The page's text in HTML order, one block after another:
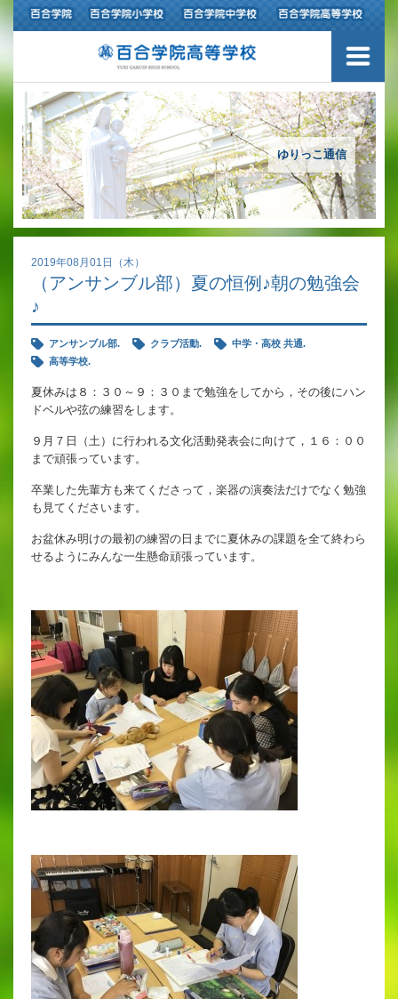
ゆりっこ通信
2019年08月01日（木）
（アンサンブル部）夏の恒例♪朝の勉強会
♪
アンサンブル部. クラブ活動.
中学・高校 共通.
高等学校.
夏休みは８：３０～９：３０まで勉強をしてから，その後にハン
ドベルや弦の練習をします。
９月７日（土）に行われる文化活動発表会に向けて，１６：００
まで頑張っています。
卒業した先輩方も来てくださって，楽器の演奏法だけでなく勉強
も見てくださいます。
お盆休み明けの最初の練習の日までに夏休みの課題を全て終わら
せるようにみんな一生懸命頑張っています。
学校紹介
アクセスマップ
沿革
両コース共通の取り組み
ゆりっこおすすめの
行事スケジュール
制服紹介
2027年度 入試について
帰国子女・転編入試験募集要項
入学金・学費
特待生・学費減免制度
入試関連よくある質問